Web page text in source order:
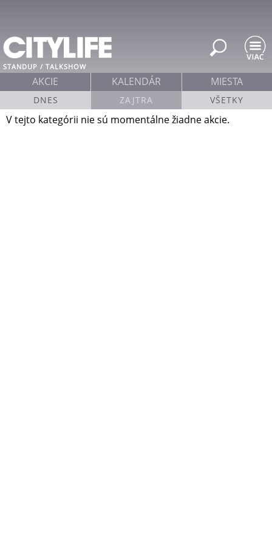
STANDUP / TALKSHOW
V tejto kategórii nie sú momentálne žiadne akcie.
AKCIE KALENDÁR MIESTA
DNES ZAJTRA VŠETKY